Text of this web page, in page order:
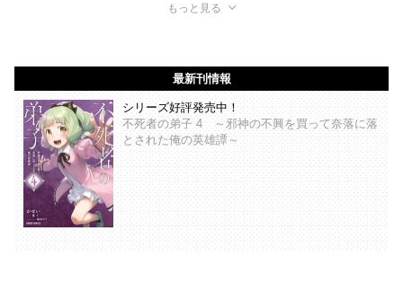
もっと見る
最新刊情報
シリーズ好評発売中！
不死者の弟子 4 ～邪神の不興を買って奈落に落
とされた俺の英雄譚～